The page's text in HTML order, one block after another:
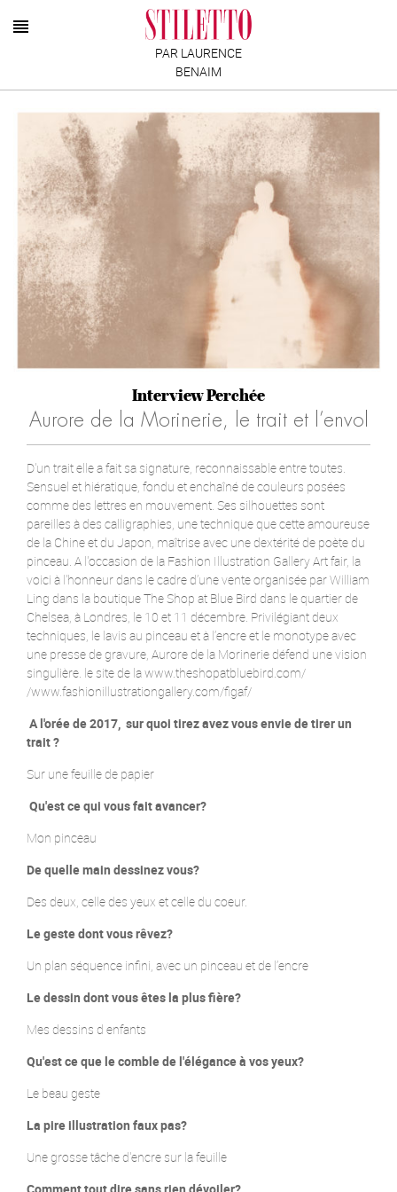
PAR LAURENCE
BENAIM
Interview Perchée
Aurore de la Morinerie, le trait et l’envol
D'un trait elle a fait sa signature, reconnaissable entre toutes.
Sensuel et hiératique, fondu et enchaîné de couleurs posées
comme des lettres en mouvement. Ses silhouettes sont
pareilles à des calligraphies, une technique que cette amoureuse
de la Chine et du Japon, maîtrise avec une dextérité de poète du
pinceau. A l'occasion de la Fashion Illustration Gallery Art fair, la
voici à l'honneur dans le cadre d’une vente organisée par William
Ling dans la boutique The Shop at Blue Bird dans le quartier de
Chelsea, à Londres, le 10 et 11 décembre. Privilégiant deux
techniques, le lavis au pinceau et à l’encre et le monotype avec
une presse de gravure, Aurore de la Morinerie défend une vision
singulière. le site de la www.theshopatbluebird.com/
/www.fashionillustrationgallery.com/figaf/
A l'orée de 2017, sur quoi tirez avez vous envie de tirer un
trait ?
Sur une feuille de papier
Qu'est ce qui vous fait avancer?
Mon pinceau
De quelle main dessinez vous?
Des deux, celle des yeux et celle du coeur.
Le geste dont vous rêvez?
Un plan séquence infini, avec un pinceau et de l’encre
Le dessin dont vous êtes la plus fière?
Mes dessins d enfants
Qu'est ce que le comble de l'élégance à vos yeux?
Le beau geste
La pire illustration faux pas?
Une grosse tâche d'encre sur la feuille